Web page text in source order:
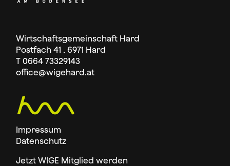
Wirtschaftsgemeinschaft Hard
Postfach 41 . 6971 Hard
T 0664 73329143
office@wigehard.at
Impressum
Datenschutz
Jetzt WIGE Mitglied werden